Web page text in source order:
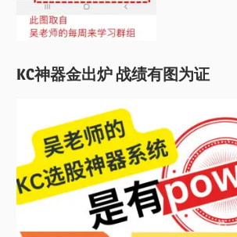
KC神器金出炉 战绩有图为证